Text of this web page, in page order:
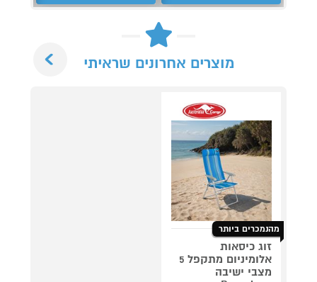
מוצרים אחרונים שראיתי
מהנמכרים ביותר
זוג כיסאות
אלומיניום מתקפל 5
מצבי ישיבה